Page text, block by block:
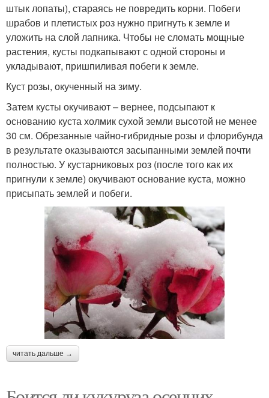
штык лопаты), стараясь не повредить корни. Побеги
шрабов и плетистых роз нужно пригнуть к земле и
уложить на слой лапника. Чтобы не сломать мощные
растения, кусты подкапывают с одной стороны и
укладывают, пришпиливая побеги к земле.
Куст розы, окученный на зиму.
Затем кусты окучивают – вернее, подсыпают к
основанию куста холмик сухой земли высотой не менее
30 см. Обрезанные чайно-гибридные розы и флорибунда
в результате оказываются засыпанными землей почти
полностью. У кустарниковых роз (после того как их
пригнули к земле) окучивают основание куста, можно
присыпать землей и побеги.
читать дальше →